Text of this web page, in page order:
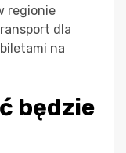
regionie
dla
na
będzie